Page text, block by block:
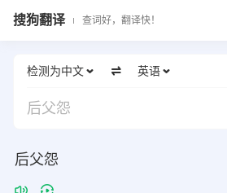
搜狗翻译 查词好，翻译快！
检测为中文 英语
后父怨
后父怨